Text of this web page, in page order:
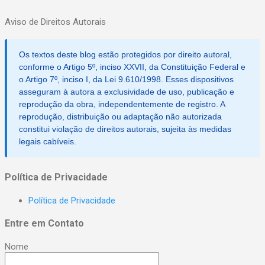
instituir categorias com vantagens
da estrutura associativa, sejam criadas
diferentes categorias de associados, como
fundadores, efetivos, contribuintes ou
beneméritos, atribuindo a cada grupo
determinados benefícios ou prerrogativas. O
importante é que essas categorias e suas
respectivas vantagens estejam claramente
que preencham os requisitos para integrá-
Aviso de Direitos Autorais
Os textos deste blog estão protegidos por direito autoral,
conforme o Artigo 5º, inciso XXVII, da Constituição Federal e
o Artigo 7º, inciso I, da Lei 9.610/1998. Esses dispositivos
asseguram à autora a exclusividade de uso, publicação e
reprodução da obra, independentemente de registro. A
reprodução, distribuição ou adaptação não autorizada
constitui violação de direitos autorais, sujeita às medidas
legais cabíveis.
Política de Privacidade
Política de Privacidade
Entre em Contato
Nome